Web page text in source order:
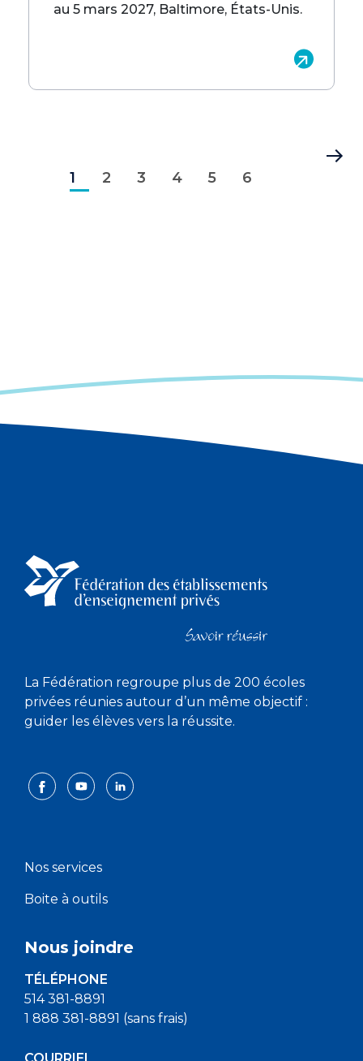
au 5 mars 2027, Baltimore, États-Unis.
courante
1
2
3
4
5
6
Dernière
La Fédération regroupe plus de 200 écoles
privées réunies autour d’un même objectif :
guider les élèves vers la réussite.
Nos services
Boite à outils
Nous joindre
TÉLÉPHONE
514 381-8891
1 888 381-8891 (sans frais)
COURRIEL